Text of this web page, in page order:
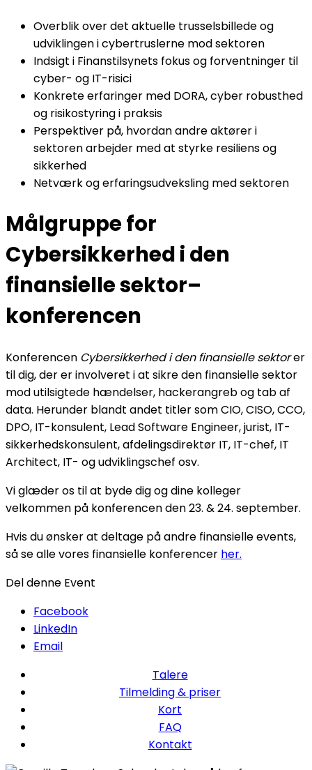
Overblik over det aktuelle trusselsbillede og
udviklingen i cybertruslerne mod sektoren
Indsigt i Finanstilsynets fokus og forventninger til
cyber- og IT-risici
Konkrete erfaringer med DORA, cyber robusthed
og risikostyring i praksis
Perspektiver på, hvordan andre aktører i
sektoren arbejder med at styrke resiliens og
sikkerhed
Netværk og erfaringsudveksling med sektoren
Målgruppe for
Cybersikkerhed i den
finansielle sektor–
konferencen
Konferencen Cybersikkerhed i den finansielle sektorer
til dig, der er involveret i at sikre den finansielle sektor
mod utilsigtede hændelser, hackerangreb og tab af
data. Herunder blandt andet titler som CIO, CISO, CCO,
DPO, IT-konsulent, Lead Software Engineer, jurist, IT-
sikkerhedskonsulent, afdelingsdirektør IT, IT-chef, IT
Architect, IT- og udviklingschef osv.
Vi glæder os til at byde dig og dine kolleger
velkommen på konferencen den 23. & 24. september.
Hvis du ønsker at deltage på andre finansielle events,
så se alle vores finansielle konferencer her.
Del denne Event
Facebook
LinkedIn
Email
Talere
Tilmelding & priser
Kort
FAQ
Kontakt